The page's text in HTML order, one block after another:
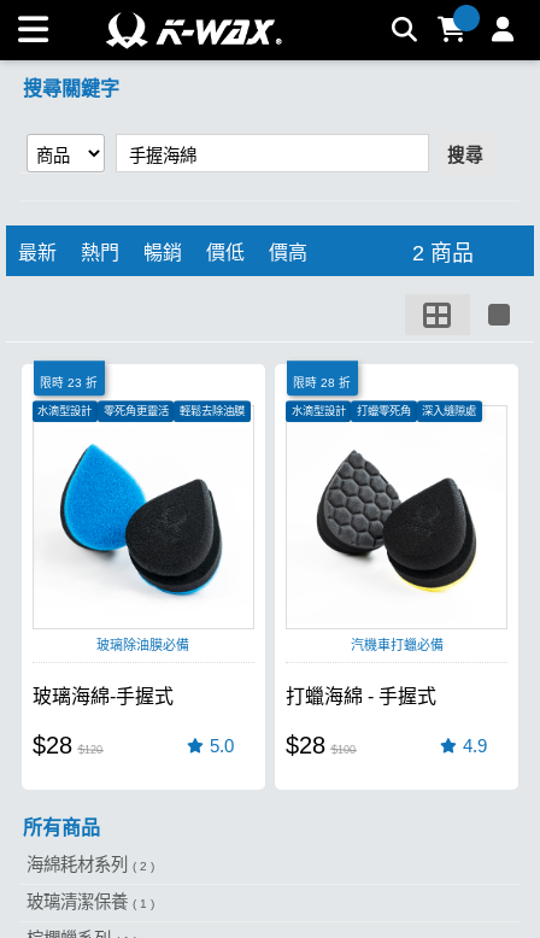
【手握海綿】搜尋結果 | K-WAX台灣汽車美容材料
搜尋關鍵字
搜尋
最新 熱門 暢銷 價低 價高 2 商品
限時 23 折
水滴型設計 零死角更靈活 輕鬆去除油膜
玻璃除油膜必備
玻璃海綿-手握式
$28 $120 5.0
限時 28 折
水滴型設計 打蠟零死角 深入縫隙處
汽機車打蠟必備
打蠟海綿 - 手握式
$28 $100 4.9
所有商品
海綿耗材系列 ( 2 )
玻璃清潔保養 ( 1 )